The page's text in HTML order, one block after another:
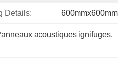
Details: 600mmx600mm
acoustiques ignifuges,